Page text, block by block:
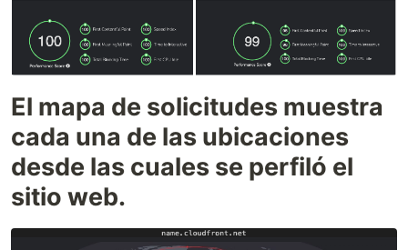
El mapa de solicitudes muestra
cada una de las ubicaciones
desde las cuales se perfiló el
sitio web.